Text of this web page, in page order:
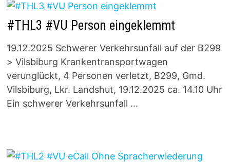
#THL3 #VU Person eingeklemmt
19.12.2025 Schwerer Verkehrsunfall auf der B299
> Vilsbiburg Krankentransportwagen
verunglückt, 4 Personen verletzt, B299, Gmd.
Vilsbiburg, Lkr. Landshut, 19.12.2025 ca. 14.10 Uhr
Ein schwerer Verkehrsunfall …